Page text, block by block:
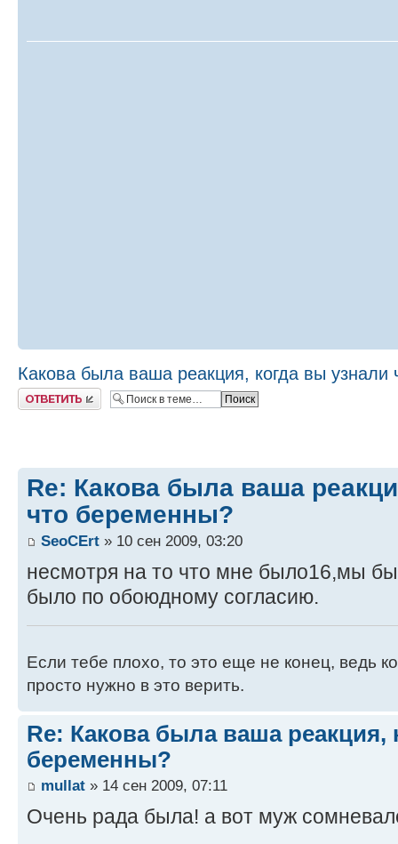
Какова была ваша реакция, когда вы узнали
Ответить
Re: Какова была ваша
что беременны?
SeoCErt » 10 сен 2009, 03:20
несмотря на то что мне было16,мы
было по обоюдному согласию.
Если тебе плохо, то это еще не конец, ведь
просто нужно в это верить.
Re: Какова была ваша реакция,
беременны?
mullat » 14 сен 2009, 07:11
Очень рада была! а вот муж